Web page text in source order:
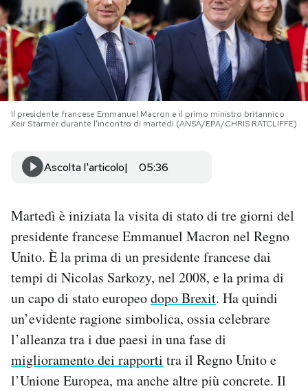
PODCAST
NEWSLETTER
I MIEI PREFERITI
AREA PERSONALE
Area Personale
Newsletter
Notifiche mobile
Regala il Post
Hai bisogno di aiuto?
Esci
Il presidente francese Emmanuel Macron e il primo ministro britannico
Keir Starmer durante l'incontro di martedì (ANSA/EPA/CHRIS RATCLIFFE)
Ascolta l'articolo 05:36
Martedì è iniziata la visita di stato di tre giorni del
presidente francese Emmanuel Macron nel Regno
Unito. È la prima di un presidente francese dai
tempi di Nicolas Sarkozy, nel 2008, e la prima di
un capo di stato europeodopo Brexit. Ha quindi
un’evidente ragione simbolica, ossia celebrare
l’alleanza tra i due paesi in una fase di
miglioramento dei rapporti tra il Regno Unito e
l’Unione Europea, ma anche altre più concrete. Il